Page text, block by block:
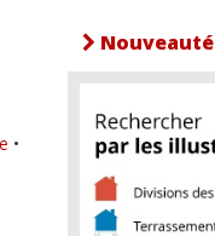
•
Nouveauté